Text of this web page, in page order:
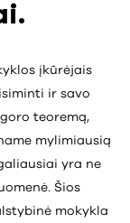
įkūrėjais
ir savo
teoremą,
mylimiausią
yra ne
Šios
mokykla